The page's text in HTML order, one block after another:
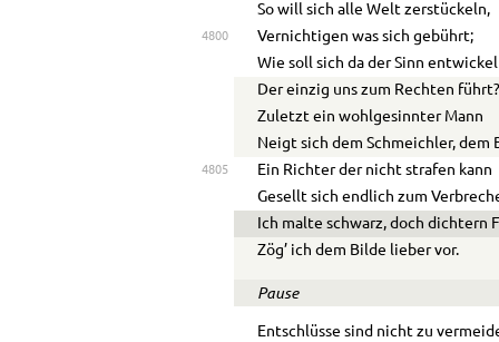
So will sich alle Welt zerstückeln,
4800
Vernichtigen was sich gebührt;
Wie soll sich da der Sinn
Der einzig uns zum Rechten
Zuletzt ein wohlgesinnter Mann
Neigt sich dem Schmeichler, dem
4805
Ein Richter der nicht strafen kann
Gesellt sich endlich zum
Ich malte schwarz, doch dichtern
Zög’ ich dem Bilde lieber vor.
Pause
Entschlüsse sind nicht zu